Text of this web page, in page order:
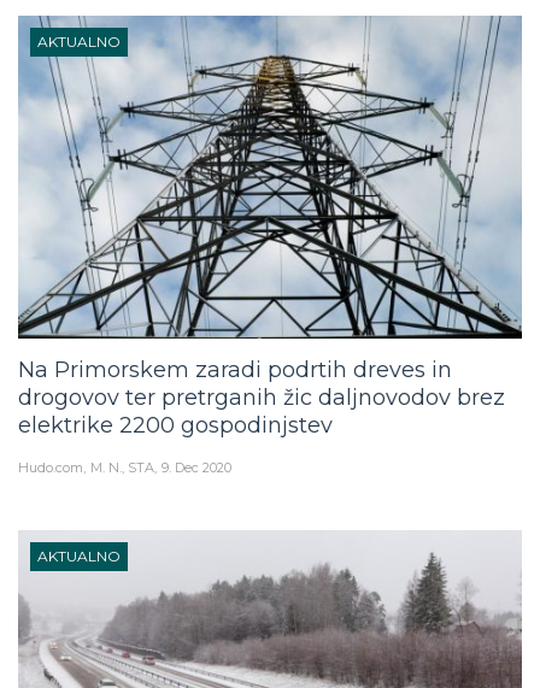
AKTUALNO
Na Primorskem zaradi podrtih dreves in
drogovov ter pretrganih žic daljnovodov brez
elektrike 2200 gospodinjstev
Hudo.com M. N., STA 9. Dec 2020
AKTUALNO